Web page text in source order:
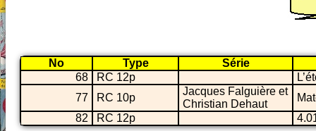
No Type
Série
68
RC 12p
77
RC 10p
Jacques Falguière et
Christian Dehaut
82
RC 12p